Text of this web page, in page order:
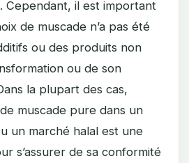
Cependant, il est important
de muscade n’a pas été
ou des produits non
ou de son
la plupart des cas,
muscade pure dans un
un marché halal est une
s’assurer de sa conformité